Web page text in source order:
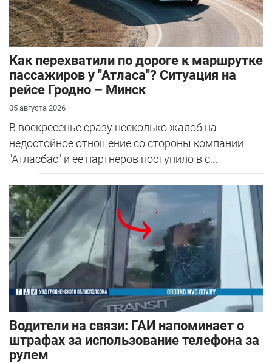
Как перехватили по дороге к маршрутке
пассажиров у "Атласа"? Ситуация на
рейсе Гродно – Минск
05 августа 2026
В воскресенье сразу несколько жалоб на
недостойное отношение со стороны компании
"Атласбас" и ее партнеров поступило в с...
Водители на связи: ГАИ напоминает о
штрафах за использование телефона за
рулем